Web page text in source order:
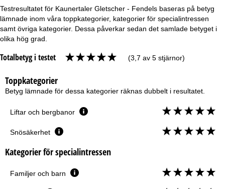
Testresultatet för Kaunertaler Gletscher - Fendels baseras på betyg
lämnade inom våra toppkategorier, kategorier för specialintressen
samt övriga kategorier. Dessa påverkar sedan det samlade betyget i
olika hög grad.
Totalbetyg i testet (3,7 av 5 stjärnor)
Toppkategorier
Betyg lämnade för dessa kategorier räknas dubbelt i resultatet.
Liftar och bergbanor
Snösäkerhet
Kategorier för specialintressen
Familjer och barn